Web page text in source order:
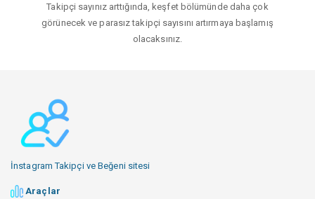
Takipçi sayınız arttığında, keşfet bölümünde daha çok
görünecek ve parasız takipçi sayısını artırmaya başlamış
olacaksınız.
İnstagram Takipçi ve Beğeni sitesi
Araçlar